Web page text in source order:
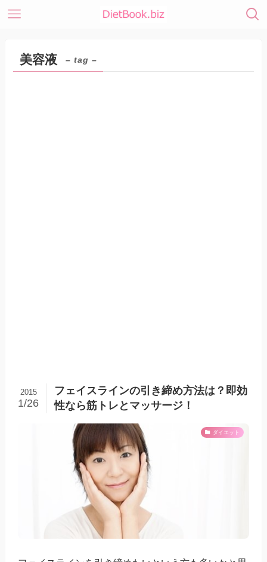
美容液 – tag –
フェイスラインの引き締め方法は？即効
性なら筋トレとマッサージ！
2015
1/26
ダイエット